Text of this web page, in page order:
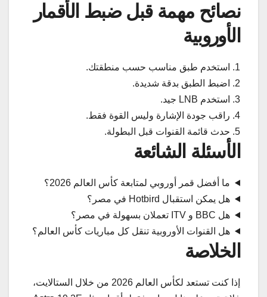
نصائح مهمة قبل ضبط الأقمار
الأوروبية
1. استخدم طبق مناسب حسب منطقتك.
2. اضبط الطبق بدقة شديدة.
3. استخدم LNB جيد.
4. راقب جودة الإشارة وليس القوة فقط.
5. حدث قائمة القنوات قبل البطولة.
الأسئلة الشائعة
ما أفضل قمر أوروبي لمتابعة كأس العالم 2026؟
هل يمكن استقبال Hotbird في مصر؟
هل BBC و ITV تعملان بسهولة في مصر؟
هل القنوات الأوروبية تنقل كل مباريات كأس العالم؟
الخلاصة
إذا كنت تستعد لكأس العالم 2026 من خلال الستالايت،